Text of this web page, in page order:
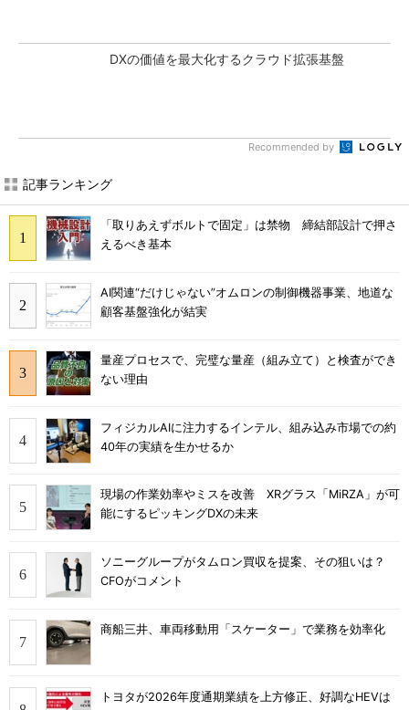
DXの価値を最大化するクラウド拡張基盤
Recommended by
記事ランキング
「取りあえずボルトで固定」は禁物 締結部設計で押さ
えるべき基本
AI関連“だけじゃない”オムロンの制御機器事業、地道な
顧客基盤強化が結実
量産プロセスで、完璧な量産（組み立て）と検査ができ
ない理由
フィジカルAIに注力するインテル、組み込み市場での約
40年の実績を生かせるか
現場の作業効率やミスを改善 XRグラス「MiRZA」が可
能にするピッキングDXの未来
ソニーグループがタムロン買収を提案、その狙いは？
CFOがコメント
商船三井、車両移動用「スケーター」で業務を効率化
トヨタが2026年度通期業績を上方修正、好調なHEVは